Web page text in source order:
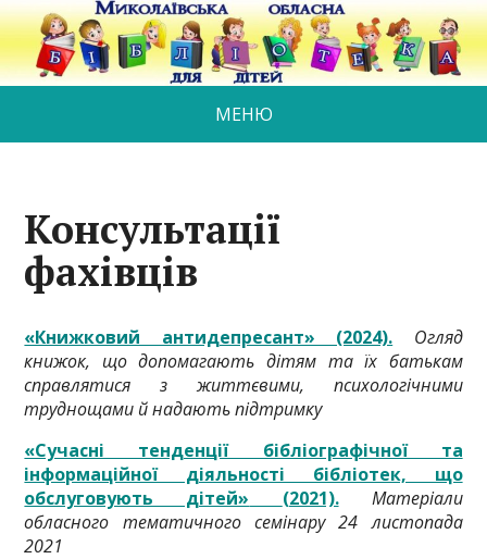
МЕНЮ
Консультації
фахівців
«Книжковий антидепресант» (2024). Огляд
книжок, що допомагають дітям та їх батькам
справлятися з життєвими, психологічними
труднощами й надають підтримку
«Сучасні тенденції бібліографічної та
інформаційної діяльності бібліотек, що
обслуговують дітей»
(2021).
Матеріали
обласного тематичного семінару 24 листопада
2021